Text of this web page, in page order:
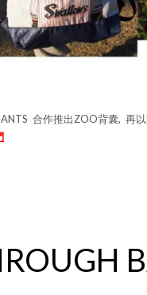
合作推出ZOO背囊, 再